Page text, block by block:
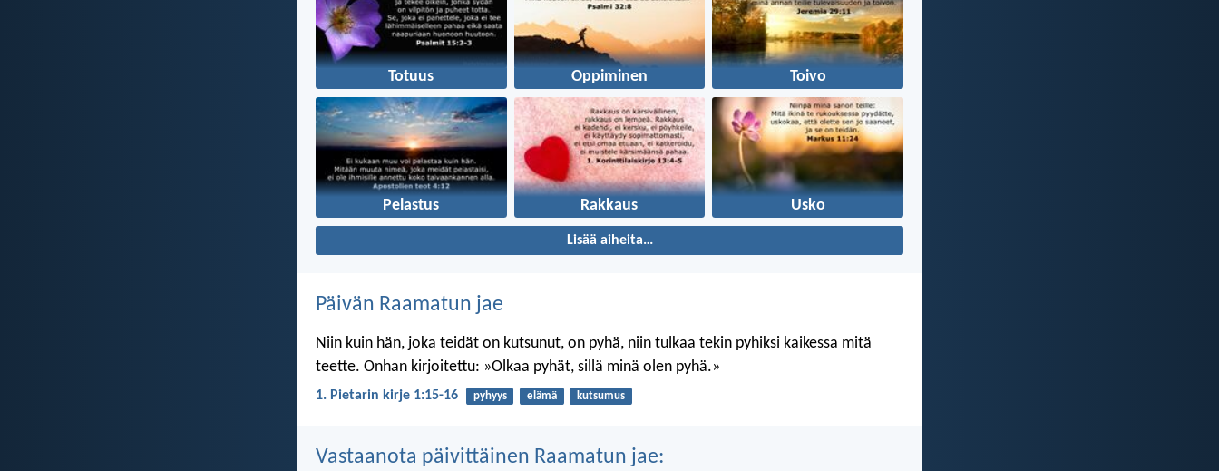
Totuus Oppiminen Toivo
Pelastus Rakkaus Usko
Lisää aiheita…
Päivän Raamatun jae
Niin kuin hän, joka teidät on kutsunut, on pyhä, niin tulkaa tekin pyhiksi kaikessa mitä
teette. Onhan kirjoitettu: »Olkaa pyhät, sillä minä olen pyhä.»
1. Pietarin kirje 1:15-16 pyhyys elämä kutsumus
Vastaanota päivittäinen Raamatun jae: